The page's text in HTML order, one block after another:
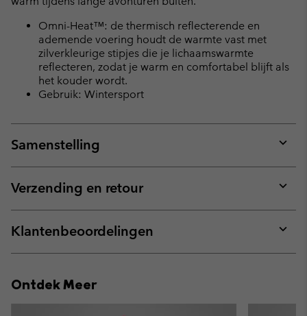
Omni-Heat™: de thermisch reflecterende en
ademende voering houdt de warmte vast met
zilverkleurige stipjes die je lichaamswarmte
reflecteren, zodat je warm en comfortabel blijft als
het kouder wordt.
Gebruik: Wintersport
Samenstelling
or
Verzending en retour
or
Klantenbeoordelingen
or
Ontdek Meer